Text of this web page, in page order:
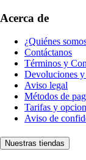
Acerca de
¿Quiénes
Contáctanos
Términos y
Devoluciones y
Aviso legal
Métodos de
Tarifas y
Aviso de
Nuestras tiendas